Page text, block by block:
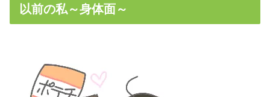
以前の私～身体面～